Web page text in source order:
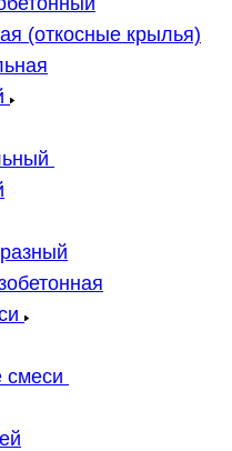
(откосные крылья)
смеси